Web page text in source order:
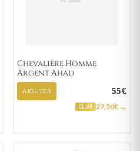
Chevalière Homme
Argent Ahad
AJOUTER 55€
CLUB 27,50€ →